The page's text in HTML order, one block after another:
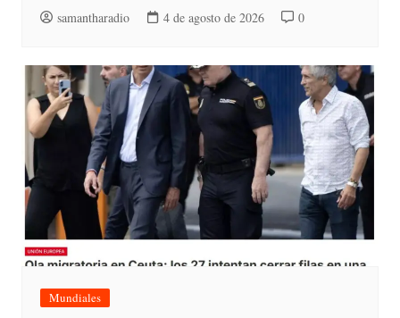
samantharadio 4 de agosto de 2026 0
Mundiales